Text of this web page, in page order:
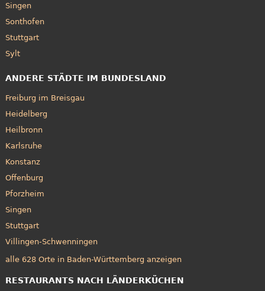
Singen
Sonthofen
Stuttgart
Sylt
ANDERE STÄDTE IM BUNDESLAND
Freiburg im Breisgau
Heidelberg
Heilbronn
Karlsruhe
Konstanz
Offenburg
Pforzheim
Singen
Stuttgart
Villingen-Schwenningen
alle 628 Orte in Baden-Württemberg anzeigen
RESTAURANTS NACH LÄNDERKÜCHEN